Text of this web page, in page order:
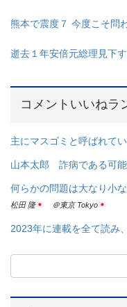
熊本で震度７ 今度こそ問
逝去１年安倍元総理見下
コメントいいねラ
主にマスゴミと呼ばれて
山本太郎 詐病である可能
何らかの問題は大なり小
松田 隆 ＠東京 Tokyo
2023年に連載を全て読み